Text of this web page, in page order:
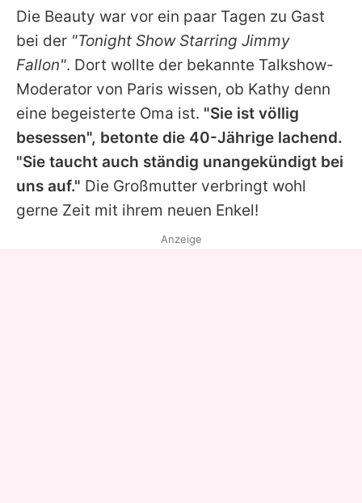
Die Beauty war vor ein paar Tagen zu Gast
bei der "Tonight Show Starring Jimmy
Fallon". Dort wollte der bekannte Talkshow-
Moderator von Paris wissen, ob Kathy denn
eine begeisterte Oma ist. "Sie ist völlig
besessen", betonte die 40-Jährige lachend.
"Sie taucht auch ständig unangekündigt bei
uns auf." Die Großmutter verbringt wohl
gerne Zeit mit ihrem neuen Enkel!
Anzeige